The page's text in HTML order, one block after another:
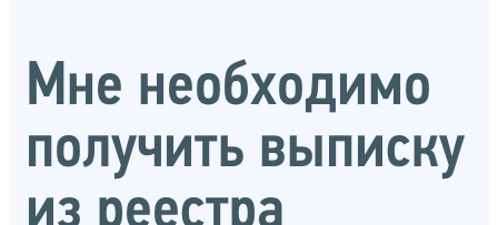
Мне необходимо
получить выписку